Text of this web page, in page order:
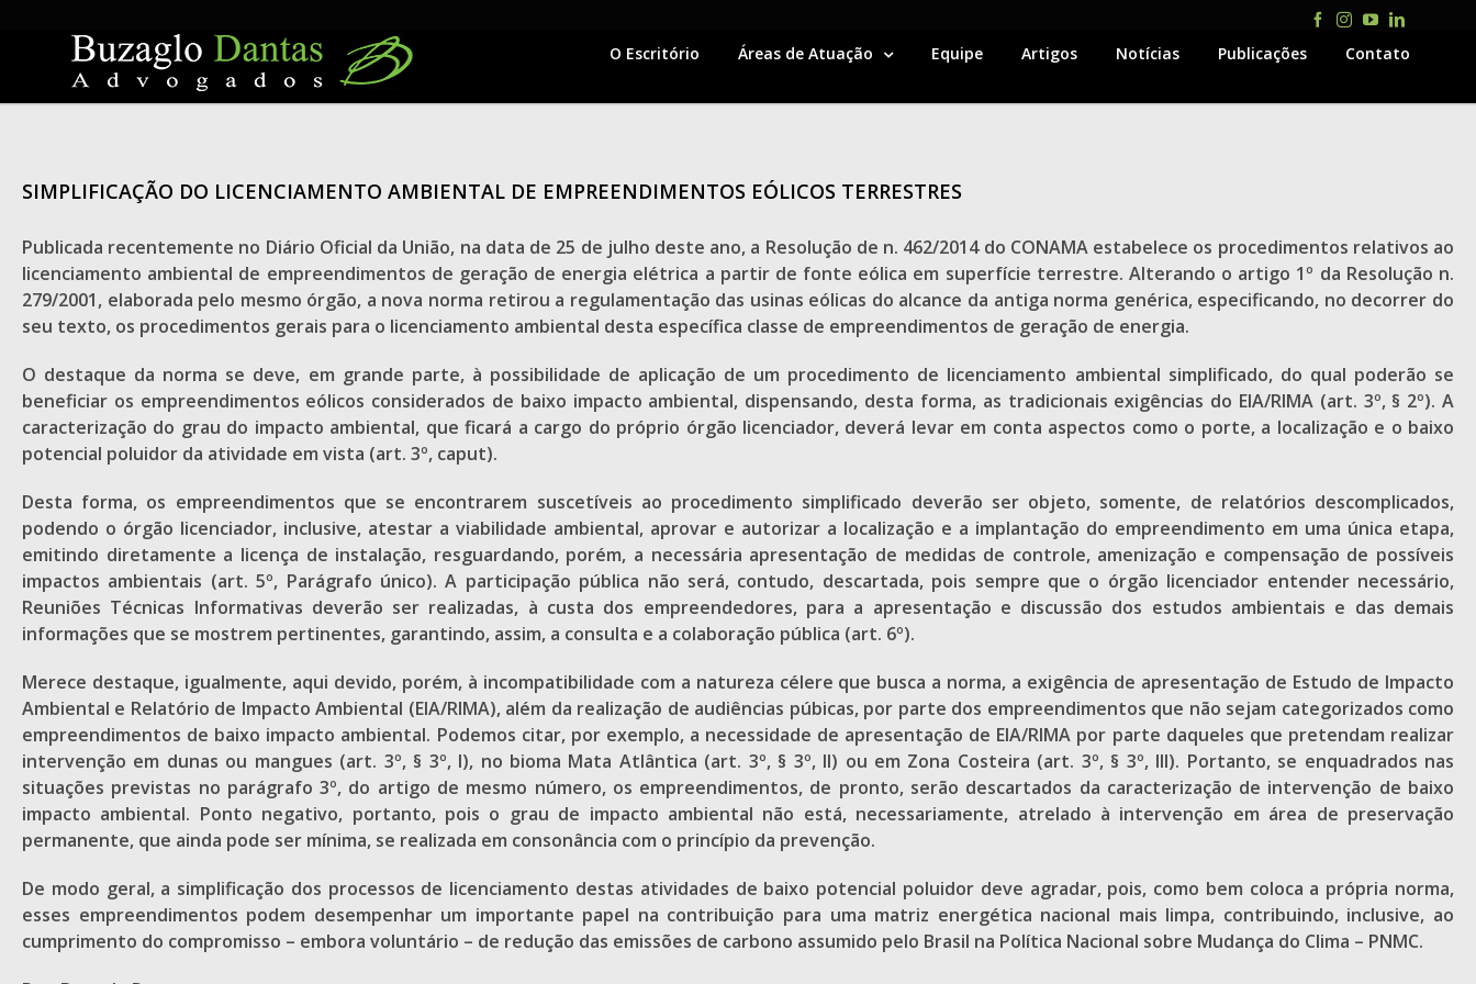
Facebook
Instagram
YouTubeLinkedIn
O Escritório Áreas de Atuação Equipe Artigos Notícias Publicações Contato
SIMPLIFICAÇÃO DO LICENCIAMENTO AMBIENTAL DE EMPREENDIMENTOS EÓLICOS TERRESTRES
Publicada recentemente no Diário Oficial da União, na data de 25 de julho deste ano, a Resolução de n. 462/2014 do CONAMA estabelece os procedimentos relativos ao
licenciamento ambiental de empreendimentos de geração de energia elétrica a partir de fonte eólica em superfície terrestre. Alterando o artigo 1º da Resolução n.
279/2001, elaborada pelo mesmo órgão, a nova norma retirou a regulamentação das usinas eólicas do alcance da antiga norma genérica, especificando, no decorrer do
seu texto, os procedimentos gerais para o licenciamento ambiental desta específica classe de empreendimentos de geração de energia.
O destaque da norma se deve, em grande parte, à possibilidade de aplicação de um procedimento de licenciamento ambiental simplificado, do qual poderão se
beneficiar os empreendimentos eólicos considerados de baixo impacto ambiental, dispensando, desta forma, as tradicionais exigências do EIA/RIMA (art. 3º, § 2º). A
caracterização do grau do impacto ambiental, que ficará a cargo do próprio órgão licenciador, deverá levar em conta aspectos como o porte, a localização e o baixo
potencial poluidor da atividade em vista (art. 3º, caput).
Desta forma, os empreendimentos que se encontrarem suscetíveis ao procedimento simplificado deverão ser objeto, somente, de relatórios descomplicados,
podendo o órgão licenciador, inclusive, atestar a viabilidade ambiental, aprovar e autorizar a localização e a implantação do empreendimento em uma única etapa,
emitindo diretamente a licença de instalação, resguardando, porém, a necessária apresentação de medidas de controle, amenização e compensação de possíveis
impactos ambientais (art. 5º, Parágrafo único). A participação pública não será, contudo, descartada, pois sempre que o órgão licenciador entender necessário,
Reuniões Técnicas Informativas deverão ser realizadas, à custa dos empreendedores, para a apresentação e discussão dos estudos ambientais e das demais
informações que se mostrem pertinentes, garantindo, assim, a consulta e a colaboração pública (art. 6º).
Merece destaque, igualmente, aqui devido, porém, à incompatibilidade com a natureza célere que busca a norma, a exigência de apresentação de Estudo de Impacto
Ambiental e Relatório de Impacto Ambiental (EIA/RIMA), além da realização de audiências púbicas, por parte dos empreendimentos que não sejam categorizados como
empreendimentos de baixo impacto ambiental. Podemos citar, por exemplo, a necessidade de apresentação de EIA/RIMA por parte daqueles que pretendam realizar
intervenção em dunas ou mangues (art. 3º, § 3º, I), no bioma Mata Atlântica (art. 3º, § 3º, II) ou em Zona Costeira (art. 3º, § 3º, III). Portanto, se enquadrados nas
situações previstas no parágrafo 3º, do artigo de mesmo número, os empreendimentos, de pronto, serão descartados da caracterização de intervenção de baixo
impacto ambiental. Ponto negativo, portanto, pois o grau de impacto ambiental não está, necessariamente, atrelado à intervenção em área de preservação
permanente, que ainda pode ser mínima, se realizada em consonância com o princípio da prevenção.
De modo geral, a simplificação dos processos de licenciamento destas atividades de baixo potencial poluidor deve agradar, pois, como bem coloca a própria norma,
esses empreendimentos podem desempenhar um importante papel na contribuição para uma matriz energética nacional mais limpa, contribuindo, inclusive, ao
cumprimento do compromisso – embora voluntário – de redução das emissões de carbono assumido pelo Brasil na Política Nacional sobre Mudança do Clima – PNMC.